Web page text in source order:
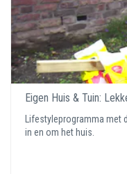
Eigen Huis & Tuin:
Lifestyleprogramma met
in en om het huis.